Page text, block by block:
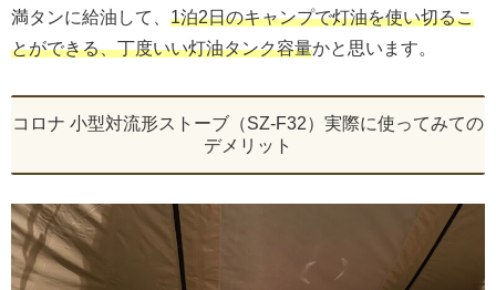
満タンに給油して、 1泊2日のキャンプで灯油を使い切るこ
とができる、丁度いい灯油タンク容量かと思います。
コロナ 小型対流形ストーブ（SZ-F32）実際に使ってみての
デメリット